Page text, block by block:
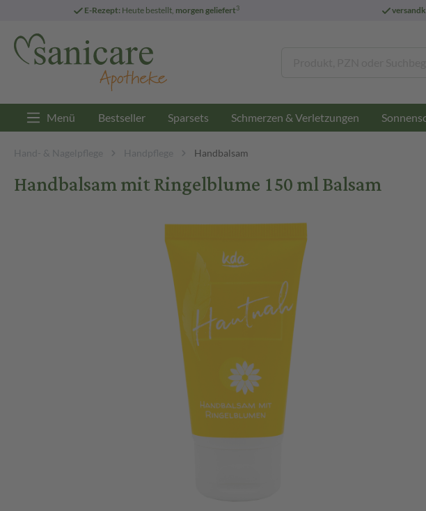
E-Rezept: Heute bestellt, morgen geliefert3
Menü Bestseller Sparsets Schmerzen & Verletzungen
Hand- & Nagelpflege Handpflege Handbalsam
Handbalsam mit Ringelblume 150 ml Balsam